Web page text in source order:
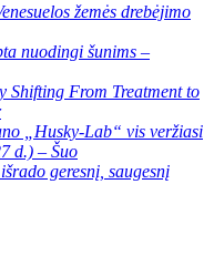
žemės drebėjimo
nuodingi šunims –
Shifting From Treatment to
„Husky-Lab“ vis veržiasi
d.) – Šuo
geresnį, saugesnį